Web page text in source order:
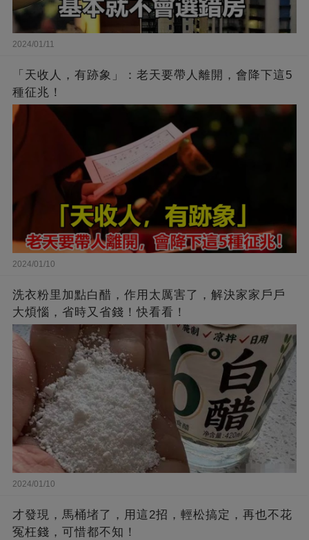
2024/01/11
「天收人，有跡象」：老天要帶人離開，會降下這5
種征兆！
2024/01/10
洗衣粉里加點白醋，作用太厲害了，解決家家戶戶
大煩惱，省時又省錢！快看看！
2024/01/10
才發現，馬桶堵了，用這2招，輕松搞定，再也不花
冤枉錢，可惜都不知！